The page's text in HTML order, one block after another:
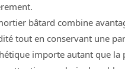
bâtard combine
tout en conservant une
importe autant que la